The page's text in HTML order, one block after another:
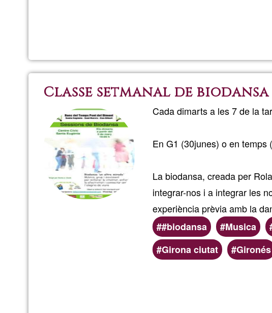
Classe setmanal de
Cada dimarts a les 7 de la
En G1 (30junes) o en temps
La biodansa, creada per
integrar-nos i a integrar les
experiència prèvia amb la
#biodansa
Musica
Preferred
(geographic)
Girona ciutat Gironés